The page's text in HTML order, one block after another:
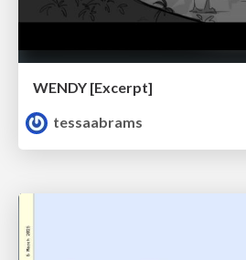
WENDY [Excerpt]
tessaabrams